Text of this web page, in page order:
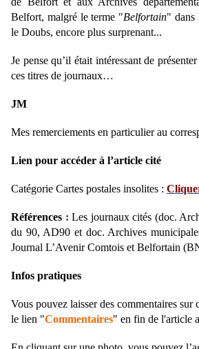
Belfort, malgré le terme "Belfortain" dans
le Doubs, encore plus surprenant...
Je pense qu’il était intéressant de
ces titres de journaux…
JM
Mes remerciements en particulier au
Lien pour accéder à l’article cité
Catégorie Cartes postales insolites :
Références :Les journaux cités (doc.
du 90, AD90 et doc. Archives
Journal L’Avenir Comtois et Belfortain
Infos pratiques
Vous pouvez laisser des commentaires sur
le lien "Commentaires" en fin de l'article